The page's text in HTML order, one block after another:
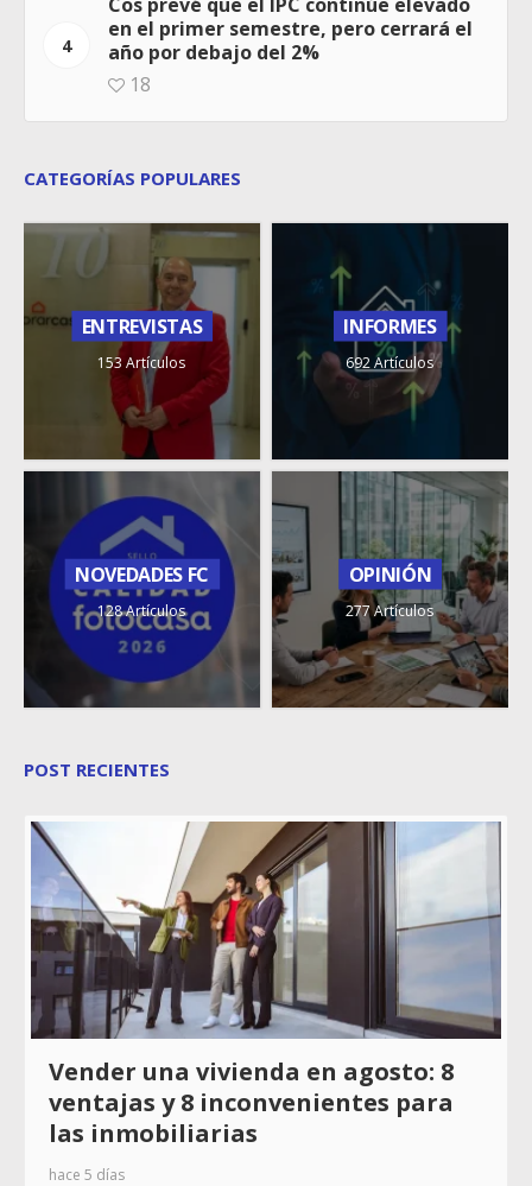
4
en el primer semestre, pero cerrará el
año por debajo del 2%
18
CATEGORÍAS POPULARES
ENTREVISTAS
153 Artículos
INFORMES
692 Artículos
NOVEDADES FC
128 Artículos
OPINIÓN
277 Artículos
POST RECIENTES
Vender una vivienda en agosto: 8
ventajas y 8 inconvenientes para
las inmobiliarias
hace 5 días